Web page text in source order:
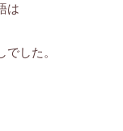
は
した。